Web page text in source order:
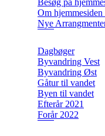
Om hjemmesiden
Nye
Dagbøger
Byvandring Vest
Byvandring Øst
Gåtur til vandet
Byen til vandet
Efterår 2021
Forår 2022